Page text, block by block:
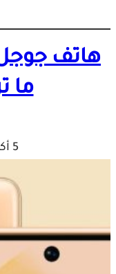
ما
5 أكتوبر، 2021